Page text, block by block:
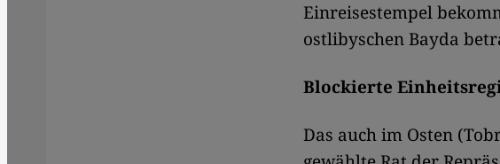
Einreisestempel
ostlibyschen Bayda
Blockierte
Das auch im Osten